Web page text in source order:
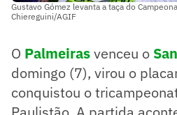
Gustavo Gómez levanta a taça do
Chiereguini/AGIF
O Palmeirasvenceu o
domingo (7), virou o
conquistou o